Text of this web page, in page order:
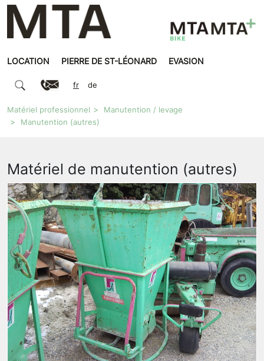
LOCATION PIERRE DE ST-LÉONARD EVASION
fr de
Matériel professionnel
Manutention / levage
Manutention (autres)
Matériel de manutention (autres)